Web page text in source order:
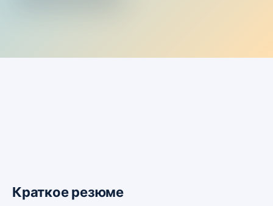
Краткое резюме